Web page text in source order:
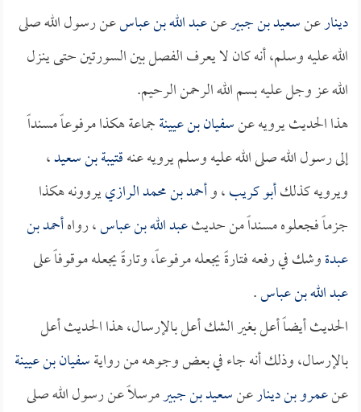
دينارعنسعيد بن جبيرعنعبد الله بن عباسعن رسول الله صلى
الله عليه وسلم، أنه كان لا يعرف الفصل بين السورتين حتى ينزل
الله عز وجل عليه بسم الله الرحمن الرحيم.
هذا الحديث يرويه عنسفيان بن عيينةجماعة هكذا مرفوعاً مسنداً
إلى رسول الله صلى الله عليه وسلم يرويه عنهقتيبة بن سعيد،
ويرويه كذلكأبو كريب، وأحمد بن محمد الرازييروونه هكذا
جزماً فجعلوه مسنداً من حديثعبد الله بن عباس، رواهأحمد بن
عبدةوشك في رفعه فتارةً يجعله مرفوعاً، وتارةً يجعله موقوفاً على
عبد الله بن عباس.
الحديث أيضاً أعل بغير الشك أعل بالإرسال، هذا الحديث أعل
بالإرسال، وذلك أنه جاء في بعض وجوهه من روايةسفيان بن عيينة
عنعمرو بن دينارعنسعيد بن جبيرمرسلاً عن رسول الله صلى